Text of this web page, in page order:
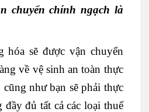
chuyển chính ngạch là
hóa sẽ được vận chuyển
về vệ sinh an toàn thực
như bạn sẽ phải thực
đủ tất cả các loại thuế